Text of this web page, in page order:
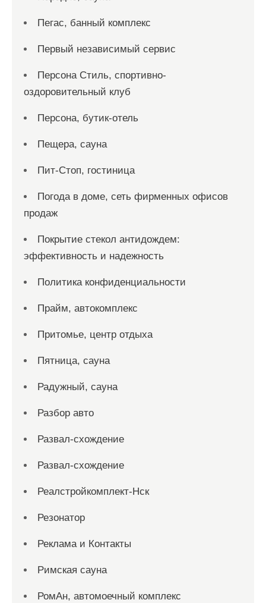
Пегас, банный комплекс
Первый независимый сервис
Персона Стиль, спортивно-
оздоровительный клуб
Персона, бутик-отель
Пещера, сауна
Пит-Стоп, гостиница
Погода в доме, сеть фирменных офисов
продаж
Покрытие стекол антидождем:
эффективность и надежность
Политика конфиденциальности
Прайм, автокомплекс
Притомье, центр отдыха
Пятница, сауна
Радужный, сауна
Разбор авто
Развал-схождение
Развал-схождение
Реалстройкомплект-Нск
Резонатор
Реклама и Контакты
Римская сауна
РомАн, автомоечный комплекс